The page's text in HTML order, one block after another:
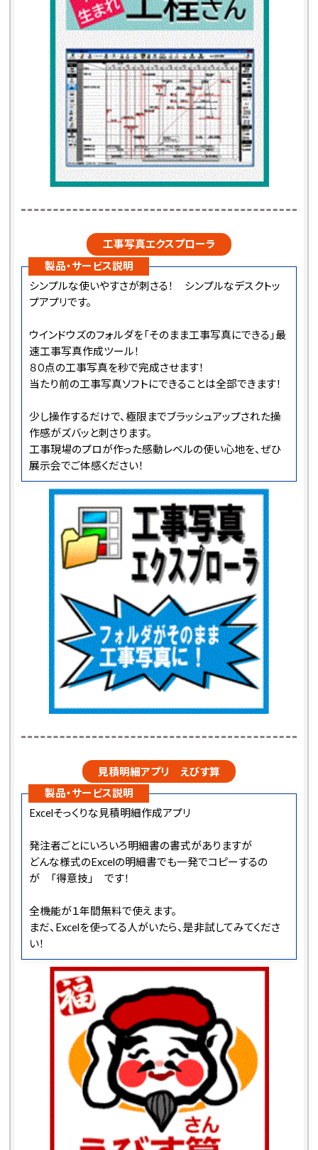
工事写真エクスプローラ
製品・サービス説明
シンプルな使いやすさが刺さる！ シンプルなデスクトッ
プアプリです。
ウインドウズのフォルダを「そのまま工事写真にできる」最
速工事写真作成ツール！
８０点の工事写真を秒で完成させます！
当たり前の工事写真ソフトにできることは全部できます！
少し操作するだけで、極限までブラッシュアップされた操
作感がズバッと刺さります。
工事現場のプロが作った感動レベルの使い心地を、ぜひ
展示会でご体感ください！
見積明細アプリ えびす算
製品・サービス説明
Excelそっくりな見積明細作成アプリ
発注者ごとにいろいろ明細書の書式がありますが
どんな様式のExcelの明細書でも一発でコピーするの
が 「得意技」 です！
全機能が１年間無料で使えます。
まだ、Excelを使ってる人がいたら、是非試してみてくださ
い！